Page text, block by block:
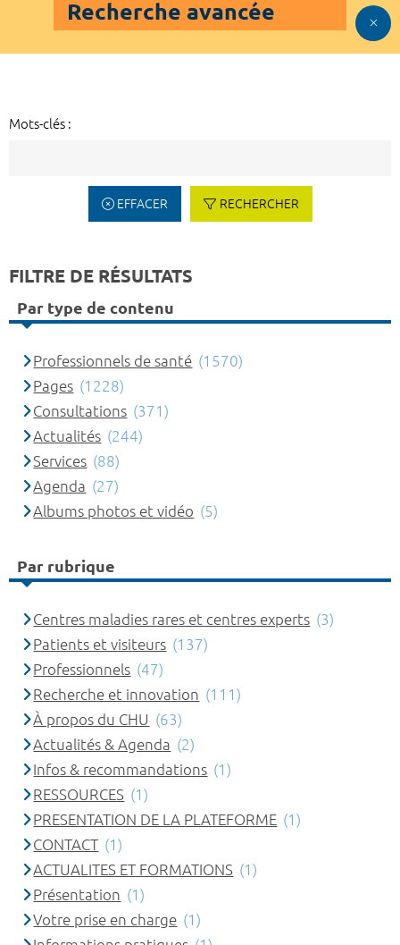
Recherche avancée
Mots-clés :
EFFACER RECHERCHER
FILTRE DE RÉSULTATS
Par type de contenu
Professionnels de santé (1570)
Pages (1228)
Consultations (371)
Actualités (244)
Services (88)
Agenda (27)
Albums photos et vidéo (5)
Par rubrique
Centres maladies rares et centres experts (3)
Patients et visiteurs (137)
Professionnels (47)
Recherche et innovation (111)
À propos du CHU (63)
Actualités & Agenda (2)
Infos & recommandations (1)
RESSOURCES (1)
PRESENTATION DE LA PLATEFORME (1)
CONTACT (1)
ACTUALITES ET FORMATIONS (1)
Présentation (1)
Votre prise en charge (1)